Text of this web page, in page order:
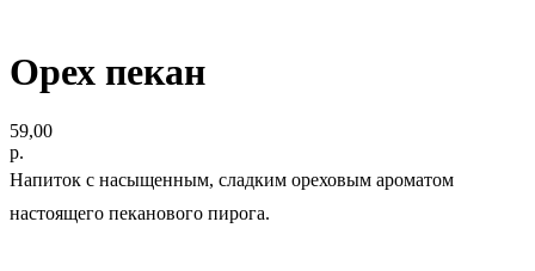
Орех пекан
59,00
р.
Напиток с насыщенным, сладким ореховым ароматом
настоящего пеканового пирога.